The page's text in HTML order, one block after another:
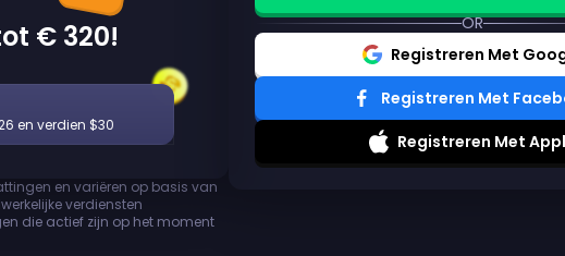
€ 320!
en verdien $30
en variëren op basis van
verdiensten
die actief zijn op het moment
OR
Registreren Met
Registreren Met
Registreren Met